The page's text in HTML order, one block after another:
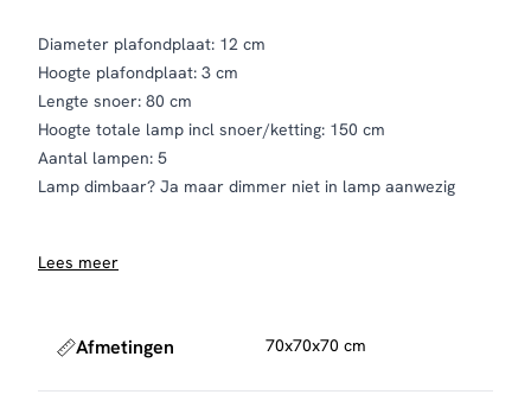
Diameter plafondplaat: 12 cm
Hoogte plafondplaat: 3 cm
Lengte snoer: 80 cm
Hoogte totale lamp incl snoer/ketting: 150 cm
Aantal lampen: 5
Lamp dimbaar? Ja maar dimmer niet in lamp aanwezig
Lees meer
Afmetingen 70x70x70 cm